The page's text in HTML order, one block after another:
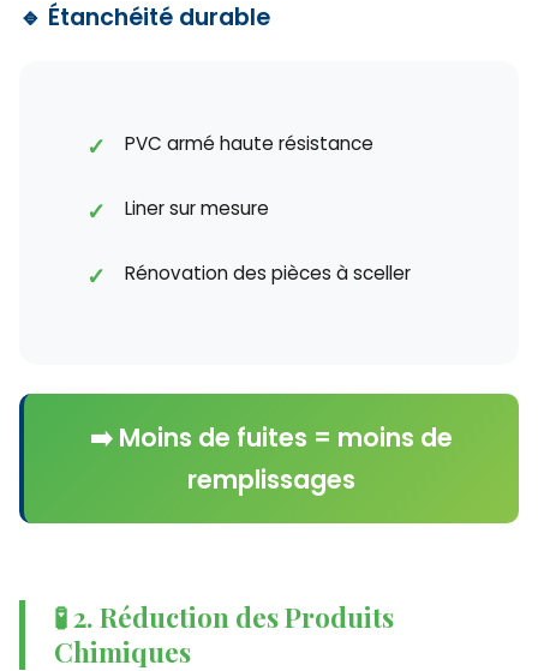
🔹 Étanchéité durable
PVC armé haute résistance
Liner sur mesure
Rénovation des pièces à sceller
➡️ Moins de fuites = moins de
remplissages
🧪 2. Réduction des Produits
Chimiques